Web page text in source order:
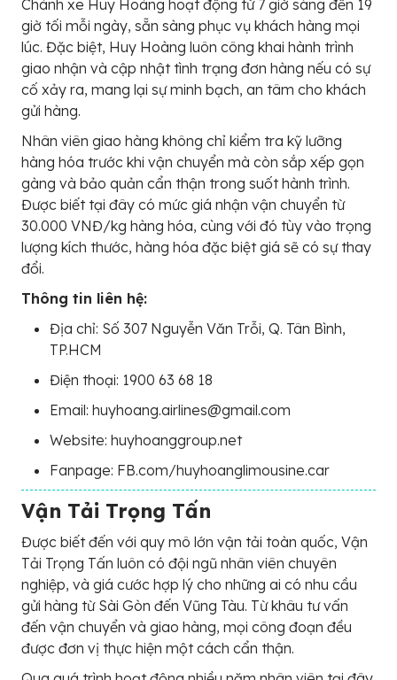
Chành xe Huy Hoàng hoạt động từ 7 giờ sáng đến 19
giờ tối mỗi ngày, sẵn sàng phục vụ khách hàng mọi
lúc. Đặc biệt, Huy Hoàng luôn công khai hành trình
giao nhận và cập nhật tình trạng đơn hàng nếu có sự
cố xảy ra, mang lại sự minh bạch, an tâm cho khách
gửi hàng.
Nhân viên giao hàng không chỉ kiểm tra kỹ lưỡng
hàng hóa trước khi vận chuyển mà còn sắp xếp gọn
gàng và bảo quản cẩn thận trong suốt hành trình.
Được biết tại đây có mức giá nhận vận chuyển từ
30.000 VNĐ/kg hàng hóa, cùng với đó tùy vào trọng
lượng kích thước, hàng hóa đặc biệt giá sẽ có sự thay
đổi.
Thông tin liên hệ:
Địa chỉ: Số 307 Nguyễn Văn Trỗi, Q. Tân Bình,
TP.HCM
Điện thoại: 1900 63 68 18
Email: huyhoang.airlines@gmail.com
Website: huyhoanggroup.net
Fanpage: FB.com/huyhoanglimousine.car
Vận Tải Trọng Tấn
Được biết đến với quy mô lớn vận tải toàn quốc, Vận
Tải Trọng Tấn luôn có đội ngũ nhân viên chuyên
nghiệp, và giá cước hợp lý cho những ai có nhu cầu
gửi hàng từ Sài Gòn đến Vũng Tàu. Từ khâu tư vấn
đến vận chuyển và giao hàng, mọi công đoạn đều
được đơn vị thực hiện một cách cẩn thận.